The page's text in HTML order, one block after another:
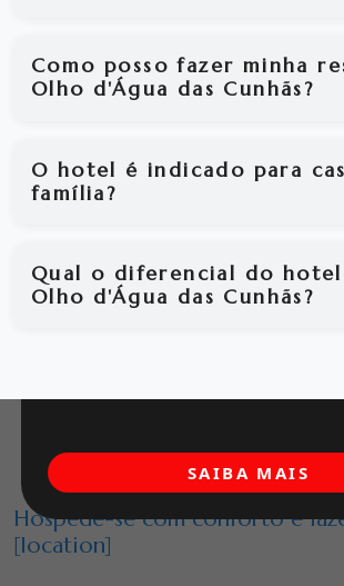
Como posso fazer minha
Olho d'Água das Cunhãs?
O hotel é indicado para
família?
Qual o diferencial do hotel
Olho d'Água das Cunhãs?
Hospede-se com conforto e
[location]
SAIBA MAIS